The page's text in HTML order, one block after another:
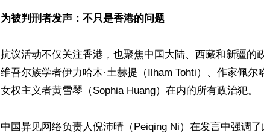
为被判刑者发声：不只是香港的问题
抗议活动不仅关注香港，也聚焦中国大陆、西藏和新疆的
维吾尔族学者伊力哈木·土赫提（Ilham Tohti）、作家佩尔
女权主义者黄雪琴（Sophia Huang）在内的所有政治犯。
中国异见网络负责人倪沛晴（Peiqing Ni）在发言中强调